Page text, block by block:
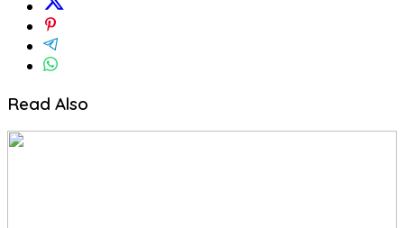
Read Also